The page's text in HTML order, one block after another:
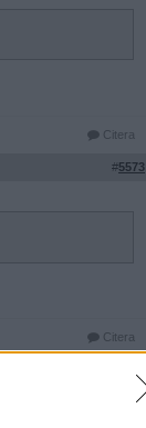
Citera
#5573
Citera